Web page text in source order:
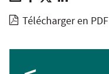
Télécharger en PDF